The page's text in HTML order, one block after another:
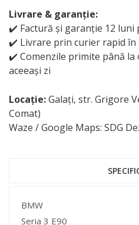
Livrare & garanție:
✔️ Factură și garanție 12 luni
✔️ Livrare prin curier rapid în
✔️ Comenzile primite până la
aceeași zi
Locație:Galați, str. Grigore
Comat)
Waze / Google Maps: SDG
Specificații
BMW
Seria 3 E90